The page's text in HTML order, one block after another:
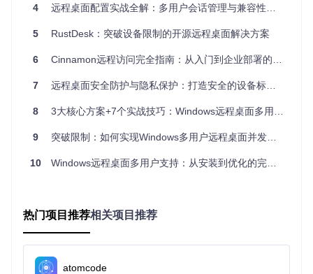
工具原理：ID重置背后的技术逻辑 🛠️
远程桌面ID重置工具并非简单地"修改数字"，而是通过系统性
理可类比为"更换身份证"的过程：不仅要更换证件本身，还需
ID重置核心流程
ID重置流程
服务中断：安全停止远程桌面服务，确保所有相关进程处
册表项、缓存数据和日志文件
标识重建：在干净环境下重启服务，触发系统自动生成全
新的唯一标识符
成功完成
4 远程桌面配置实战全解：多用户会话管理与兼容性修复指南
5 RustDesk：突破设备限制的开源远程桌面解决方案
6 Cinnamon远程访问完全指南：从入门到企业部署的5个关键步骤
7 远程桌面安全防护与隐私保护：打造安全的设备标识重置方案
8 3大核心方案+7个实战技巧：Windows远程桌面多用户连接完全解决方案
9 突破限制：如何实现Windows多用户远程桌面并发访问
10 Windows远程桌面多用户支持：从安装到优化的完整指南
热门项目推荐相关项目推荐
atomcode